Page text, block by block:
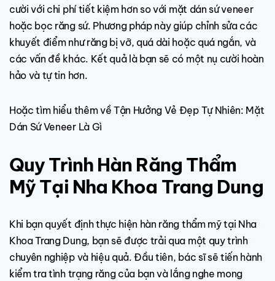
cười với chi phí tiết kiệm hơn so với mặt dán sứ veneer
hoặc bọc răng sứ. Phương pháp này giúp chỉnh sửa các
khuyết điểm như răng bị vỡ, quá dài hoặc quá ngắn, và
các vấn đề khác. Kết quả là bạn sẽ có một nụ cười hoàn
hảo và tự tin hơn.
Hoặc tìm hiểu thêm về Tận Hưởng Vẻ Đẹp Tự Nhiên: Mặt
Dán Sứ Veneer Là Gì
Quy Trình Hàn Răng Thẩm
Mỹ Tại Nha Khoa Trang Dung
Khi bạn quyết định thực hiện hàn răng thẩm mỹ tại Nha
Khoa Trang Dung, bạn sẽ được trải qua một quy trình
chuyên nghiệp và hiệu quả. Đầu tiên, bác sĩ sẽ tiến hành
kiểm tra tình trạng răng của bạn và lắng nghe mong